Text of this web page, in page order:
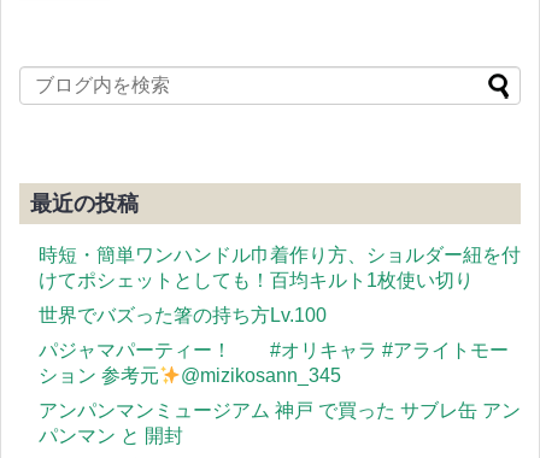
最近の投稿
時短・簡単ワンハンドル巾着作り方、ショルダー紐を付
けてポシェットとしても！百均キルト1枚使い切り
世界でバズった箸の持ち方Lv.100
パジャマパーティー！ #オリキャラ #アライトモー
ション 参考元
@mizikosann_345
アンパンマンミュージアム 神戸 で買った サブレ缶 アン
パンマン と 開封